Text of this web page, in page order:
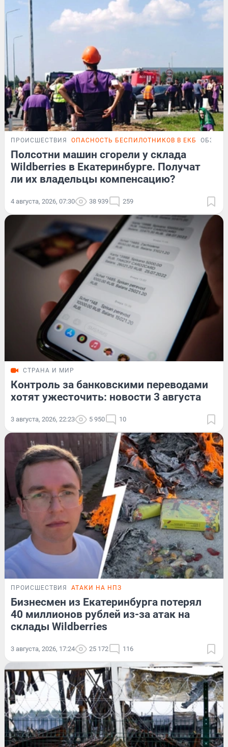
ПРОИСШЕСТВИЯ ОПАСНОСТЬ БЕСПИЛОТНИКОВ В ЕКБ ОБЗОР
Полсотни машин сгорели у склада
Wildberries в Екатеринбурге. Получат
ли их владельцы компенсацию?
4 августа, 2026, 07:30 38 939 259
СТРАНА И МИР
Контроль за банковскими переводами
хотят ужесточить: новости 3 августа
3 августа, 2026, 22:23 5 950 10
ПРОИСШЕСТВИЯ АТАКИ НА НПЗ
Бизнесмен из Екатеринбурга потерял
40 миллионов рублей из-за атак на
склады Wildberries
3 августа, 2026, 17:24 25 172 116